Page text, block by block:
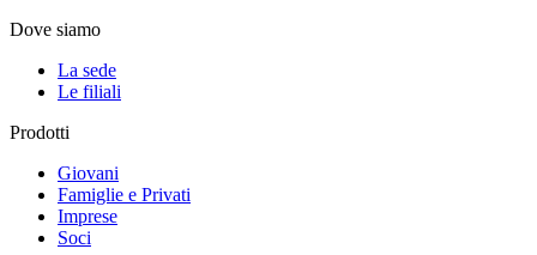
Dove siamo
La sede
Le filiali
Prodotti
Giovani
Famiglie e Privati
Imprese
Soci